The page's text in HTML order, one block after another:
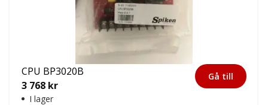
CPU BP3020B
3 768 kr
I lager
Gå till